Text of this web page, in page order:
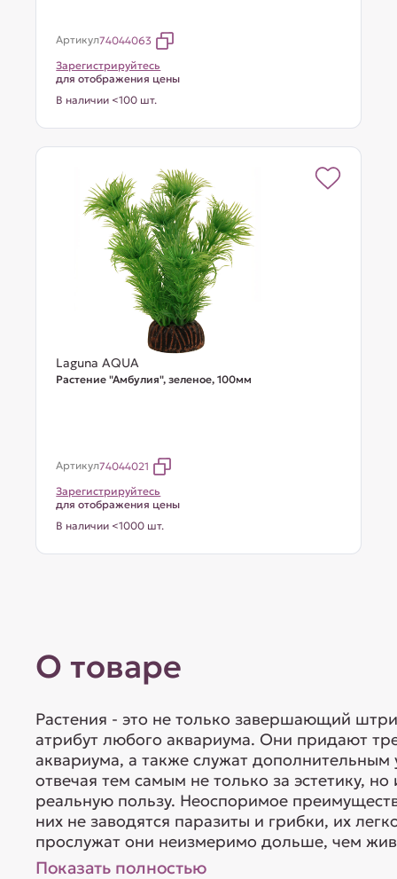
Артикул74044063
Зарегистрируйтесь
для отображения цены
В наличии <100 шт.
Laguna AQUA
Растение "Амбулия", зеленое, 100мм
Артикул74044021
Зарегистрируйтесь
для отображения цены
В наличии <1000 шт.
О товаре
Растения - это не только завершающий
атрибут любого аквариума. Они придают
аквариума, а также служат
отвечая тем самым не только за эстетику,
реальную пользу. Неоспоримое
них не заводятся паразиты и грибки, их
прослужат они неизмеримо дольше, чем
Показать полностью